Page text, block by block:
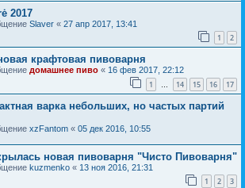
2017
Slaver « 27 апр 2017, 13:41
1 2
крафтовая пивоварня
домашнее пиво « 16 фев 2017, 22:12
1 … 14 15 16 17
варка небольших, но частых партий
xzFantom « 05 дек 2016, 10:55
новая пивоварня "Чисто Пивоварня"
kuzmenko « 13 ноя 2016, 21:31
1 2 3